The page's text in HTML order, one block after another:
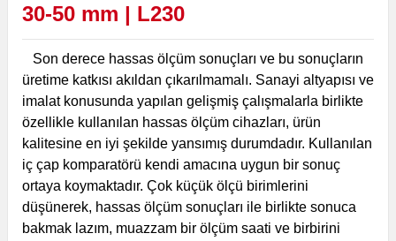
30-50 mm | L230
Son derece hassas ölçüm sonuçları ve bu sonuçların
üretime katkısı akıldan çıkarılmamalı. Sanayi altyapısı ve
imalat konusunda yapılan gelişmiş çalışmalarla birlikte
özellikle kullanılan hassas ölçüm cihazları, ürün
kalitesine en iyi şekilde yansımış durumdadır. Kullanılan
iç çap komparatörü kendi amacına uygun bir sonuç
ortaya koymaktadır. Çok küçük ölçü birimlerini
düşünerek, hassas ölçüm sonuçları ile birlikte sonuca
bakmak lazım, muazzam bir ölçüm saati ve birbirini